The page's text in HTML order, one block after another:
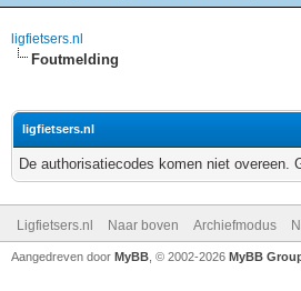
ligfietsers.nl
Foutmelding
ligfietsers.nl
De authorisatiecodes komen niet overeen.
Ligfietsers.nl Naar boven Archiefmodus
Aangedreven door MyBB , © 2002-2026 MyBB